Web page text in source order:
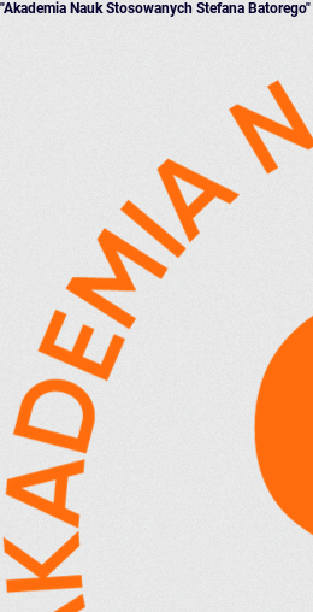
"Akademia Nauk Stosowanych Stefana Batorego"